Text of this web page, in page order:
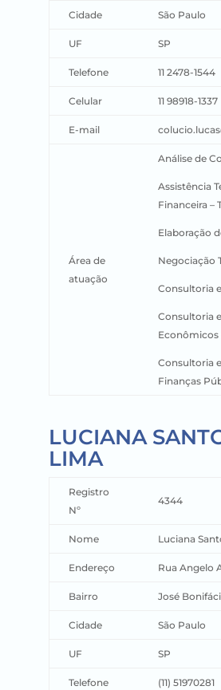
Cidade São Paulo
UF SP
Telefone 11 2478-1544
Celular 11 98918-1337
E-mail
Área de
atuação
Análise de
Assistência
Financeira –
Elaboração
Negociação
Consultoria
Consultoria
Econômicos
Consultoria
Finanças
LUCIANA
LIMA
Registro
Nº
4344
Nome Luciana
Endereço Rua Angelo
Bairro José
Cidade São Paulo
UF SP
Telefone (11) 51970281